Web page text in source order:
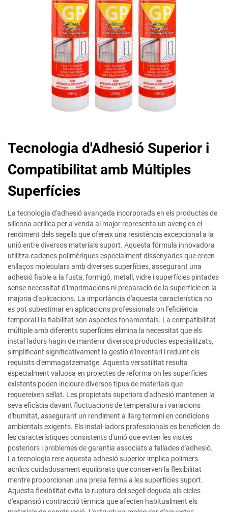
Tecnologia d'Adhesió Superior i
Compatibilitat amb Múltiples
Superfícies
La tecnologia d'adhesió avançada incorporada en els productes de
silicona acrílica per a venda al major representa un avenç en el
rendiment dels segells que ofereix una resistència excepcional a la
unió entre diversos materials suport. Aquesta fórmula innovadora
utilitza cadenes polimèriques especialment dissenyades que creen
enllaços moleculars amb diverses superfícies, assegurant una
adhesió fiable a la fusta, formigó, metall, vidre i superfícies pintades
sense necessitat d'imprimacions ni preparació de la superfície en la
majoria d'aplicacions. La importància d'aquesta característica no
es pot subestimar en aplicacions professionals on l'eficiència
temporal i la fiabilitat són aspectes fonamentals. La compatibilitat
múltiple amb diferents superfícies elimina la necessitat que els
instal·ladors hagin de mantenir diversos productes especialitzats,
simplificant significativament la gestió d'inventari i reduint els
requisits d'emmagatzematge. Aquesta versatilitat resulta
especialment valuosa en projectes de reforma on les superfícies
existents poden incloure diversos tipus de materials que
requereixen sellat. Les propietats superiors d'adhesió mantenen la
seva eficàcia davant fluctuacions de temperatura i variacions
d'humitat, assegurant un rendiment a llarg termini en condicions
ambientals exigents. Els instal·ladors professionals es beneficien de
les característiques consistents d'unió que eviten les visites
posteriors i problemes de garantia associats a fallades d'adhesió.
La tecnologia rere aquesta adhesió superior implica polímers
acrílics cuidadosament equilibrats que conserven la flexibilitat
mentre proporcionen una presa ferma a les superfícies suport.
Aquesta flexibilitat evita la ruptura del segell deguda als cicles
d'expansió i contracció tèrmica que afecten habitualment els